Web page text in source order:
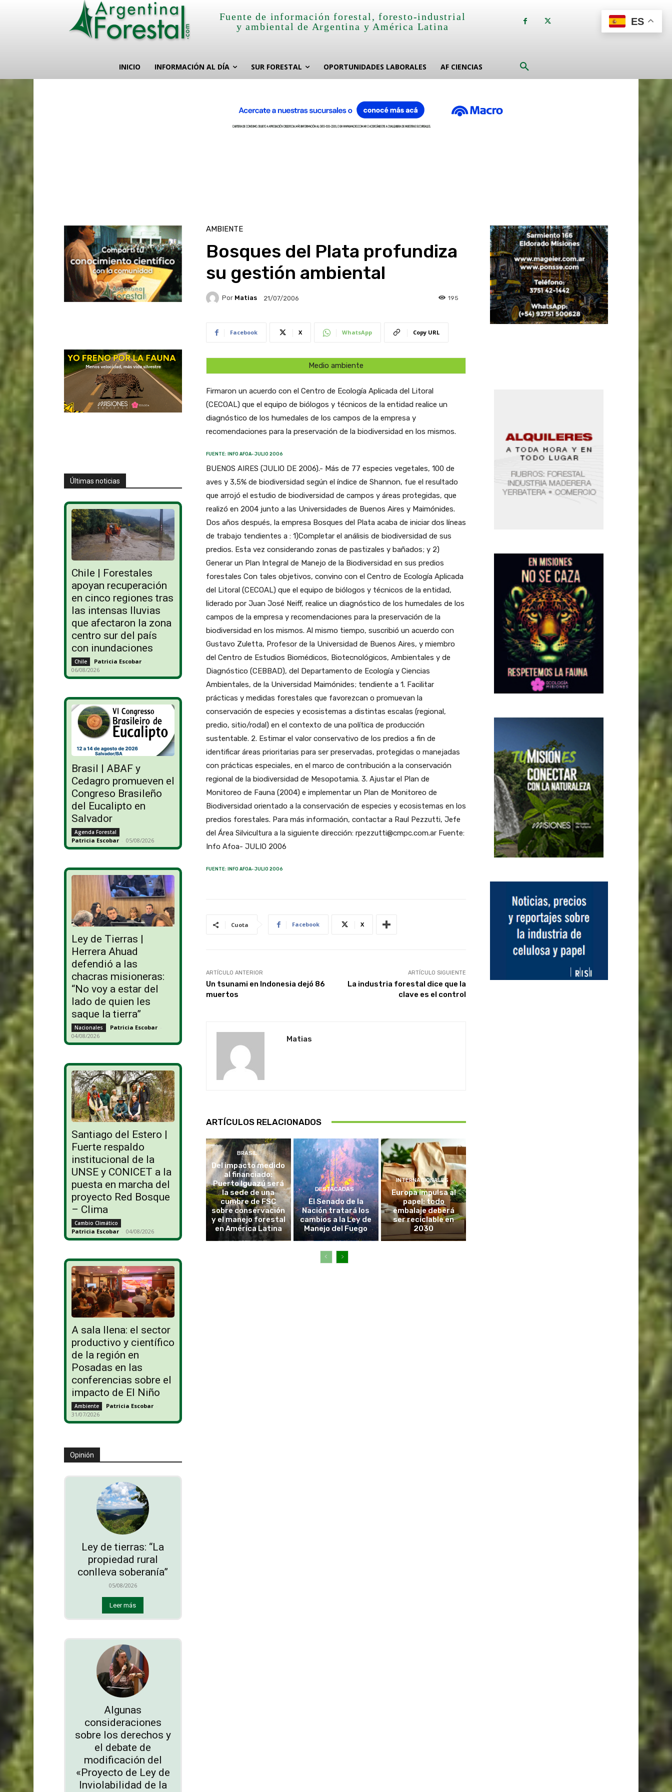
Fuente de información forestal, foresto-industrial
y ambiental de Argentina y América Latina
INICIO INFORMACIÓN AL DÍA SUR FORESTAL OPORTUNIDADES LABORALES AF CIENCIAS
Últimas noticias
Chile | Forestales
apoyan recuperación
en cinco regiones tras
las intensas lluvias
que afectaron la zona
centro sur del país
con inundaciones
Chile Patricia Escobar -
06/08/2026
Brasil | ABAF y
Cedagro promueven el
Congreso Brasileño
del Eucalipto en
Salvador
Agenda Forestal
Patricia Escobar - 05/08/2026
Ley de Tierras |
Herrera Ahuad
defendió a las
chacras misioneras:
“No voy a estar del
lado de quien les
saque la tierra”
Nacionales Patricia Escobar -
04/08/2026
Santiago del Estero |
Fuerte respaldo
institucional de la
UNSE y CONICET a la
puesta en marcha del
proyecto Red Bosque
– Clima
Cambio Climático
Patricia Escobar - 04/08/2026
A sala llena: el sector
productivo y científico
de la región en
Posadas en las
conferencias sobre el
impacto de El Niño
Ambiente Patricia Escobar -
31/07/2026
Opinión
Ley de tierras: “La
propiedad rural
conlleva soberanía”
05/08/2026
Leer más
Algunas
consideraciones
sobre los derechos y
el debate de
modificación del
«Proyecto de Ley de
Inviolabilidad de la
AMBIENTE
Bosques del Plata profundiza
su gestión ambiental
Por Matias 21/07/2006 195
Facebook X WhatsApp Copy URL
Medio ambiente
Firmaron un acuerdo con el Centro de Ecología Aplicada del Litoral
(CECOAL) que el equipo de biólogos y técnicos de la entidad realice un
diagnóstico de los humedales de los campos de la empresa y
recomendaciones para la preservación de la biodiversidad en los mismos.
FUENTE: INFO AFOA- JULIO 2006
BUENOS AIRES (JULIO DE 2006).- Más de 77 especies vegetales, 100 de
aves y 3,5% de biodiversidad según el índice de Shannon, fue el resultado
que arrojó el estudio de biodiversidad de campos y áreas protegidas, que
realizó en 2004 junto a las Universidades de Buenos Aires y Maimónides.
Dos años después, la empresa Bosques del Plata acaba de iniciar dos líneas
de trabajo tendientes a : 1)Completar el análisis de biodiversidad de sus
predios. Esta vez considerando zonas de pastizales y bañados; y 2)
Generar un Plan Integral de Manejo de la Biodiversidad en sus predios
forestales Con tales objetivos, convino con el Centro de Ecología Aplicada
del Litoral (CECOAL) que el equipo de biólogos y técnicos de la entidad,
liderado por Juan José Neiff, realice un diagnóstico de los humedales de los
campos de la empresa y recomendaciones para la preservación de la
biodiversidad en los mismos. Al mismo tiempo, suscribió un acuerdo con
Gustavo Zuletta, Profesor de la Universidad de Buenos Aires, y miembro
del Centro de Estudios Biomédicos, Biotecnológicos, Ambientales y de
Diagnóstico (CEBBAD), del Departamento de Ecología y Ciencias
Ambientales, de la Universidad Maimónides; tendiente a 1. Facilitar
prácticas y medidas forestales que favorezcan o promuevan la
conservación de especies y ecosistemas a distintas escalas (regional,
predio, sitio/rodal) en el contexto de una política de producción
sustentable. 2. Estimar el valor conservativo de los predios a fin de
identificar áreas prioritarias para ser preservadas, protegidas o manejadas
con prácticas especiales, en el marco de contribución a la conservación
regional de la biodiversidad de Mesopotamia. 3. Ajustar el Plan de
Monitoreo de Fauna (2004) e implementar un Plan de Monitoreo de
Biodiversidad orientado a la conservación de especies y ecosistemas en los
predios forestales. Para más información, contactar a Raul Pezzutti, Jefe
del Área Silvicultura a la siguiente dirección: rpezzutti@cmpc.com.ar Fuente:
Info Afoa- JULIO 2006
FUENTE: INFO AFOA- JULIO 2006
Cuota Facebook X
ARTÍCULO ANTERIOR
Un tsunami en Indonesia dejó 86
muertos
ARTÍCULO SIGUIENTE
La industria forestal dice que la
clave es el control
Matias
ARTÍCULOS RELACIONADOS
BRASIL
Del impacto medido
al financiado:
Puerto Iguazú será
la sede de una
cumbre de FSC
sobre conservación
y el manejo forestal
en América Latina
DESTACADAS
El Senado de la
Nación tratará los
cambios a la Ley de
Manejo del Fuego
INTERNACIONALES
Europa impulsa al
papel: todo
embalaje deberá
ser reciclable en
2030
ES